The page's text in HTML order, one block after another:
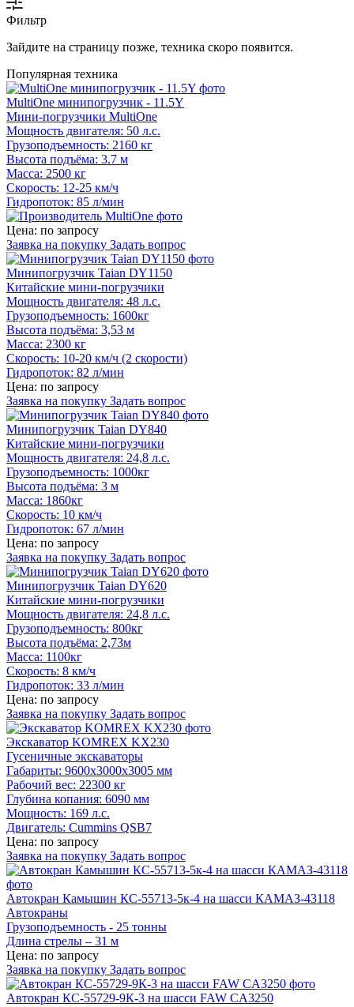
Фильтр
Зайдите на страницу позже, техника скоро появится.
Популярная техника
MultiOne минипогрузчик - 11.5Y
Мини-погрузчики MultiOne
Мощность двигателя: 50 л.с.
Грузоподъемность: 2160 кг
Высота подъёма: 3.7 м
Масса: 2500 кг
Скорость: 12-25 км/ч
Гидропоток: 85 л/мин
Цена: по запросу
Заявка на покупку Задать вопрос
Минипогрузчик Taian DY1150
Китайские мини-погрузчики
Мощность двигателя: 48 л.с.
Грузоподъемность: 1600кг
Высота подъёма: 3,53 м
Масса: 2300 кг
Скорость: 10-20 км/ч (2 скорости)
Гидропоток: 82 л/мин
Цена: по запросу
Заявка на покупку Задать вопрос
Минипогрузчик Taian DY840
Китайские мини-погрузчики
Мощность двигателя: 24,8 л.с.
Грузоподъемность: 1000кг
Высота подъёма: 3 м
Масса: 1860кг
Скорость: 10 км/ч
Гидропоток: 67 л/мин
Цена: по запросу
Заявка на покупку Задать вопрос
Минипогрузчик Taian DY620
Китайские мини-погрузчики
Мощность двигателя: 24,8 л.с.
Грузоподъемность: 800кг
Высота подъёма: 2,73м
Масса: 1100кг
Скорость: 8 км/ч
Гидропоток: 33 л/мин
Цена: по запросу
Заявка на покупку Задать вопрос
Экскаватор KOMREX KX230
Гусеничные экскаваторы
Габариты: 9600х3000х3005 мм
Рабочий вес: 22300 кг
Глубина копания: 6090 мм
Мощность: 169 л.с.
Двигатель: Cummins QSB7
Цена: по запросу
Заявка на покупку Задать вопрос
Автокран Камышин КС-55713-5к-4 на шасси КАМАЗ-43118
Автокраны
Грузоподъемность - 25 тонны
Длина стрелы – 31 м
Цена: по запросу
Заявка на покупку Задать вопрос
Автокран КС-55729-9К-3 на шасси FAW CA3250